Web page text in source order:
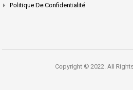
Politique De Confidentialité
Copyright © 2022. All